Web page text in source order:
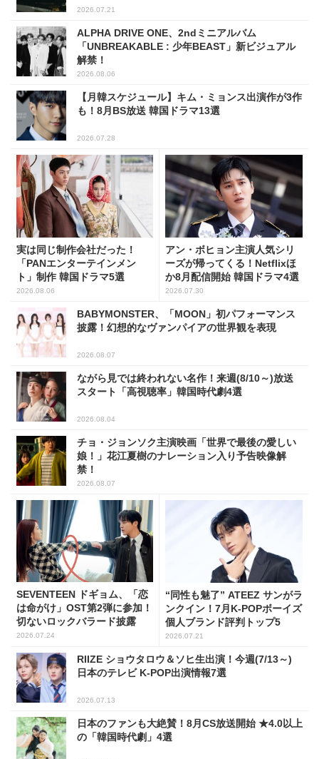
2026.07.21
ALPHA DRIVE ONE、2ndミニアルバム
「UNBREAKABLE : 少年BEAST」新ビジュアル
解禁！
2026.08.06
【月韓スケジュール】キム・ミョンス出演作が3作
も！8月BS放送 韓国ドラマ13選
2026.07.28
実は同じ制作会社だった！
「PANエンターテインメン
ト」制作 韓国ドラマ5選
2026.08.06
アン・ボヒョン主演人気シリ
ーズが帰ってくる！Netflixほ
か8月配信開始 韓国ドラマ4選
2026.07.30
BABYMONSTER、「MOON」初パフォーマンス
披露！幻想的なヴァンパイアの世界観を表現
2026.08.07
ながら見では終われない名作！来週(8/10～)放送
スタート「高視聴率」韓国時代劇4選
2026.08.04
チョ・ジョンソク主演映画「世界で最後の愛しい
娘！」花江夏樹のナレーション入り予告映像解
禁！
2026.08.07
SEVENTEEN ドギョム、「恋
は命がけ」OST第2弾に参加！
切ないロックバラード披露
2026.07.24
“同性も魅了” ATEEZ サンがラ
ンクイン！7月K-POPボーイズ
個人ブランド評判トップ5
2026.07.21
RIIZE ショウタロウ＆ソヒ生出演！今週(7/13～)
日本のテレビ K-POP出演情報7選
2026.07.13
日本のファンも大絶賛！8月CS放送開始 ★4.0以上
の「韓国時代劇」4選